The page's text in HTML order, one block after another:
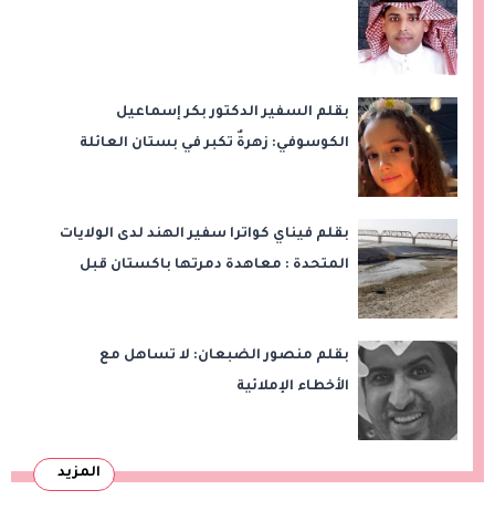
بقلم السفير الدكتور بكر إسماعيل
الكوسوفي: زهرةٌ تكبر في بستان العائلة
بقلم فيناي كواترا سفير الهند لدى الولايات
المتحدة : معاهدة دمرتها باكستان قبل
بقلم منصور الضبعان: لا تساهل مع
الأخطاء الإملائية
المزيد